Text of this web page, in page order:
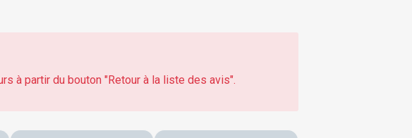
à partir du bouton "Retour à la liste des avis".